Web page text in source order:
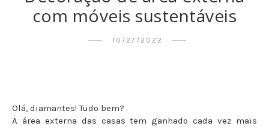
com móveis sustentáveis
10/27/2022
Olá, diamantes! Tudo bem?
A área externa das casas tem ganhado cada vez mais